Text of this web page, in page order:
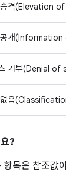
승격(Elevation
공개
거부(Denial of
음
?
목은 참조값